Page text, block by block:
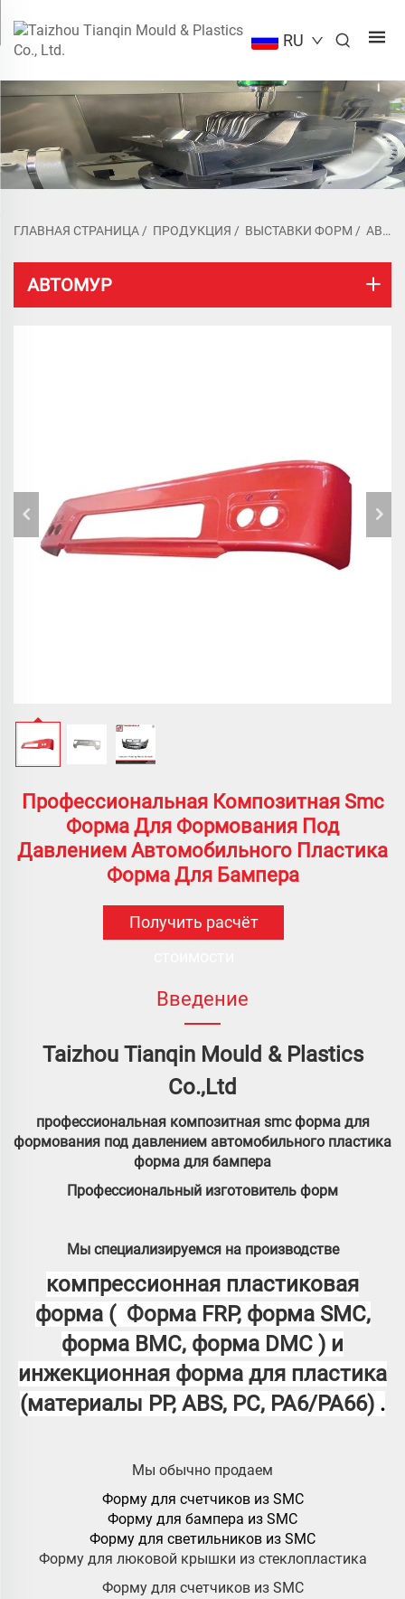
RU
ГЛАВНАЯ СТРАНИЦА / ПРОДУКЦИЯ / ВЫСТАВКИ ФОРМ / АВТОМОБИЛЬНАЯ МОДЕЛЬ
АВТОМУР
Профессиональная Композитная Smc
Форма Для Формования Под
Давлением Автомобильного Пластика
Форма Для Бампера
Получить расчёт
Введение
Taizhou Tianqin Mould & Plastics
Co.,Ltd
профессиональная композитная smc форма для
формования под давлением автомобильного пластика
форма для бампера
Профессиональный изготовитель форм
Мы специализируемся на производстве
компрессионная пластиковая
форма ( Форма FRP, форма SMC,
форма BMC, форма DMC ) и
инжекционная форма для пластика
(материалы PP, ABS, PC, PA6/PA66) .
Мы обычно продаем
Форму для счетчиков из SMC
Форму для бампера из SMC
Форму для светильников из SMC
Форму для люковой крышки из стеклопластика
Форму для счетчиков из SMC